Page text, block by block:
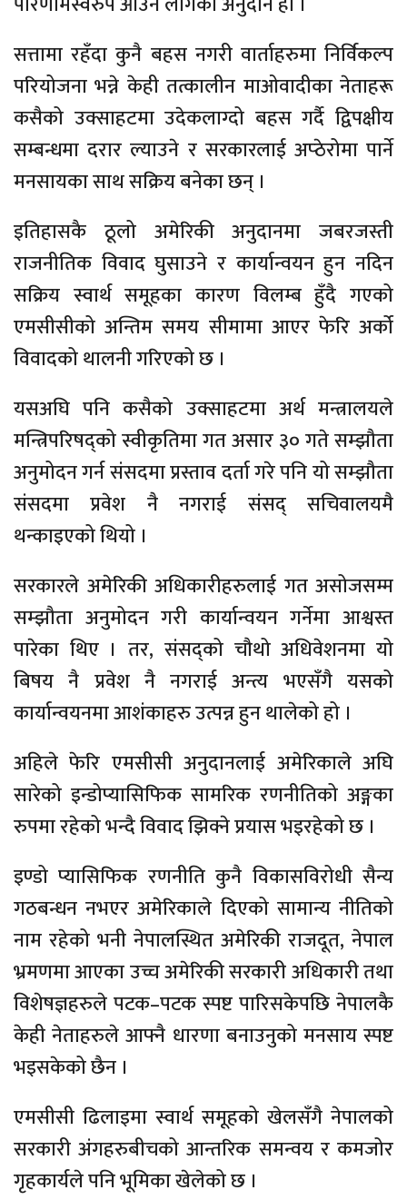
सत्तामा रहँदा कुनै बहस नगरी वार्ताहरुमा निर्विकल्प
परियोजना भन्ने केही तत्कालीन माओवादीका नेताहरू
कसैको उक्साहटमा उदेकलाग्दो बहस गर्दै द्विपक्षीय
सम्बन्धमा दरार ल्याउने र सरकारलाई अप्ठेरोमा पार्ने
मनसायका साथ सक्रिय बनेका छन् ।
इतिहासकै ठूलो अमेरिकी अनुदानमा जबरजस्ती
राजनीतिक विवाद घुसाउने र कार्यान्वयन हुन नदिन
सक्रिय स्वार्थ समूहका कारण विलम्ब हुँदै गएको
एमसीसीको अन्तिम समय सीमामा आएर फेरि अर्को
विवादको थालनी गरिएको छ ।
यसअघि पनि कसैको उक्साहटमा अर्थ मन्त्रालयले
मन्त्रिपरिषद्को स्वीकृतिमा गत असार ३० गते सम्झौता
अनुमोदन गर्न संसदमा प्रस्ताव दर्ता गरे पनि यो सम्झौता
संसदमा प्रवेश नै नगराई संसद् सचिवालयमै
थन्काइएको थियो ।
सरकारले अमेरिकी अधिकारीहरुलाई गत असोजसम्म
सम्झौता अनुमोदन गरी कार्यान्वयन गर्नेमा आश्वस्त
पारेका थिए । तर, संसद्को चौथो अधिवेशनमा यो
बिषय नै प्रवेश नै नगराई अन्त्य भएसँगै यसको
कार्यान्वयनमा आशंकाहरु उत्पन्न हुन थालेको हो ।
अहिले फेरि एमसीसी अनुदानलाई अमेरिकाले अघि
सारेको इन्डोप्यासिफिक सामरिक रणनीतिको अङ्गका
रुपमा रहेको भन्दै विवाद झिक्ने प्रयास भइरहेको छ ।
इण्डो प्यासिफिक रणनीति कुनै विकासविरोधी सैन्य
गठबन्धन नभएर अमेरिकाले दिएको सामान्य नीतिको
नाम रहेको भनी नेपालस्थित अमेरिकी राजदूत, नेपाल
भ्रमणमा आएका उच्च अमेरिकी सरकारी अधिकारी तथा
विशेषज्ञहरुले पटक–पटक स्पष्ट पारिसकेपछि नेपालकै
केही नेताहरुले आफ्नै धारणा बनाउनुको मनसाय स्पष्ट
भइसकेको छैन ।
एमसीसी ढिलाइमा स्वार्थ समूहको खेलसँगै नेपालको
सरकारी अंगहरुबीचको आन्तरिक समन्वय र कमजोर
गृहकार्यले पनि भूमिका खेलेको छ ।